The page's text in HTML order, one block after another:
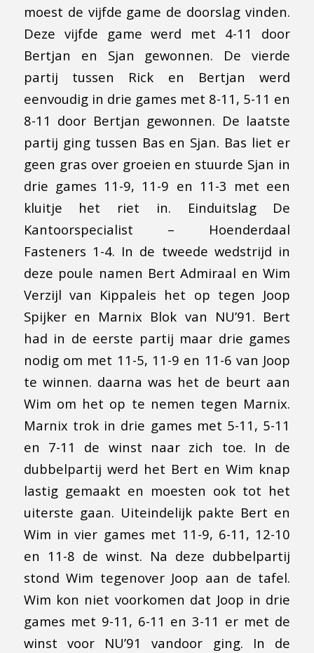
moest de vijfde game de doorslag vinden.
Deze vijfde game werd met 4-11 door
Bertjan en Sjan gewonnen. De vierde
partij tussen Rick en Bertjan werd
eenvoudig in drie games met 8-11, 5-11 en
8-11 door Bertjan gewonnen. De laatste
partij ging tussen Bas en Sjan. Bas liet er
geen gras over groeien en stuurde Sjan in
drie games 11-9, 11-9 en 11-3 met een
kluitje het riet in. Einduitslag De
Kantoorspecialist – Hoenderdaal
Fasteners 1-4. In de tweede wedstrijd in
deze poule namen Bert Admiraal en Wim
Verzijl van Kippaleis het op tegen Joop
Spijker en Marnix Blok van NU’91. Bert
had in de eerste partij maar drie games
nodig om met 11-5, 11-9 en 11-6 van Joop
te winnen. daarna was het de beurt aan
Wim om het op te nemen tegen Marnix.
Marnix trok in drie games met 5-11, 5-11
en 7-11 de winst naar zich toe. In de
dubbelpartij werd het Bert en Wim knap
lastig gemaakt en moesten ook tot het
uiterste gaan. Uiteindelijk pakte Bert en
Wim in vier games met 11-9, 6-11, 12-10
en 11-8 de winst. Na deze dubbelpartij
stond Wim tegenover Joop aan de tafel.
Wim kon niet voorkomen dat Joop in drie
games met 9-11, 6-11 en 3-11 er met de
winst voor NU’91 vandoor ging. In de